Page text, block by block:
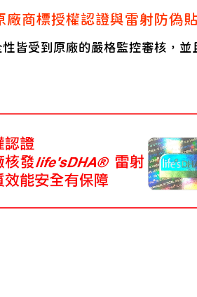
廠商標授權認證與雷射防偽
皆受到原廠的嚴格監控審核，